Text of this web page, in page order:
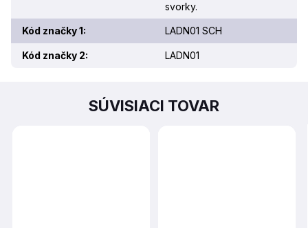
svorky.
Kód značky 1: LADN01 SCH
Kód značky 2: LADN01
SÚVISIACI TOVAR